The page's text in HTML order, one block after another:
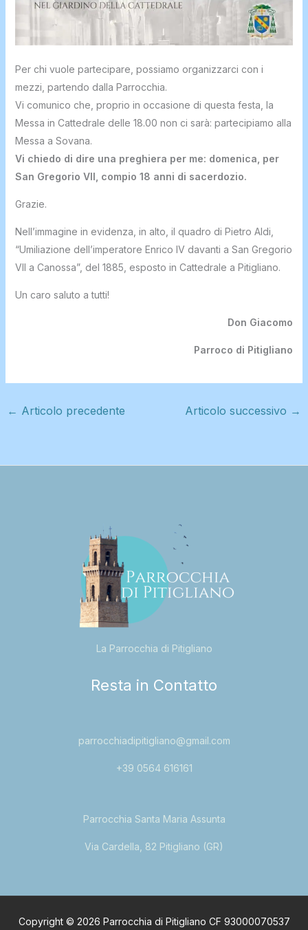
Per chi vuole partecipare, possiamo organizzarci con i
mezzi, partendo dalla Parrocchia.
Vi comunico che, proprio in occasione di questa festa, la
Messa in Cattedrale delle 18.00 non ci sarà: partecipiamo alla
Messa a Sovana.
Vi chiedo di dire una preghiera per me: domenica, per
San Gregorio VII, compio 18 anni di sacerdozio.
Grazie.
Nell’immagine in evidenza, in alto, il quadro di Pietro Aldi,
“Umiliazione dell’imperatore Enrico IV davanti a San Gregorio
VII a Canossa”, del 1885, esposto in Cattedrale a Pitigliano.
Un caro saluto a tutti!
Don Giacomo
Parroco di Pitigliano
← Articolo precedente Articolo successivo →
La Parrocchia di Pitigliano
Resta in Contatto
parrocchiadipitigliano@gmail.com
+39 0564 616161
Parrocchia Santa Maria Assunta
Via Cardella, 82 Pitigliano (GR)
Copyright © 2026 Parrocchia di Pitigliano CF 93000070537